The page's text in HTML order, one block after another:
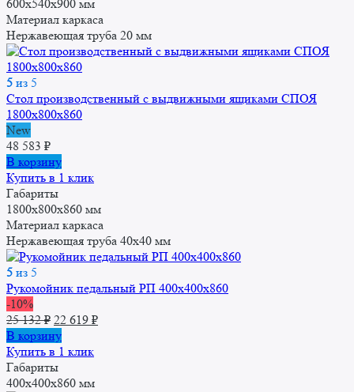
600x540x900 мм
Материал каркаса
Нержавеющая труба 20 мм
5 из 5
Стол производственный с выдвижными ящиками СПОЯ
1800x800x860
New
48 583 ₽
В корзину
Купить в 1 клик
Габариты
1800x800x860 мм
Материал каркаса
Нержавеющая труба 40х40 мм
5 из 5
Рукомойник педальный РП 400x400x860
-10%
25 132₽ Первоначальная
цена
составляла
25
132 ₽.
22 619 ₽Текущая
В корзину
Купить в 1 клик
Габариты
400x400x860 мм